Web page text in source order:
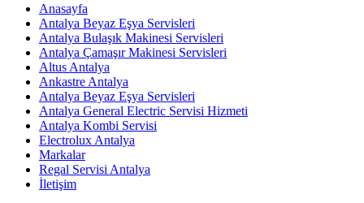
Anasayfa
Antalya Beyaz Eşya Servisleri
Antalya Bulaşık Makinesi Servisleri
Antalya Çamaşır Makinesi Servisleri
Altus Antalya
Ankastre Antalya
Antalya Beyaz Eşya Servisleri
Antalya General Electric Servisi Hizmeti
Antalya Kombi Servisi
Electrolux Antalya
Markalar
Regal Servisi Antalya
İletişim